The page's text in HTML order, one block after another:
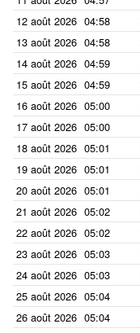
12 août 2026 04:58
13 août 2026 04:58
14 août 2026 04:59
15 août 2026 04:59
16 août 2026 05:00
17 août 2026 05:00
18 août 2026 05:01
19 août 2026 05:01
20 août 2026 05:01
21 août 2026 05:02
22 août 2026 05:02
23 août 2026 05:03
24 août 2026 05:03
25 août 2026 05:04
26 août 2026 05:04